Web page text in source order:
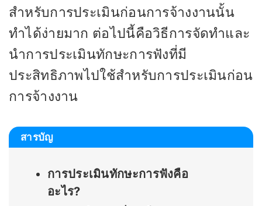
สำหรับการประเมินก่อนการจ้างงานนั้น
ทำได้ง่ายมาก ต่อไปนี้คือวิธีการจัดทำและ
นำการประเมินทักษะการฟังที่มี
ประสิทธิภาพไปใช้สำหรับการประเมินก่อน
การจ้างงาน
สารบัญ
การประเมินทักษะการฟังคือ
อะไร?